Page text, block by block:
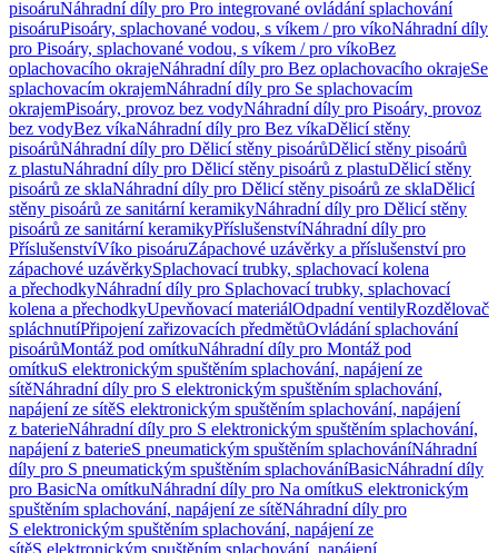
pisoáruNáhradní díly pro Pro integrované ovládání splachování
pisoáruPisoáry, splachované vodou, s víkem / pro víkoNáhradní díly
pro Pisoáry, splachované vodou, s víkem / pro víkoBez
oplachovacího okrajeNáhradní díly pro Bez oplachovacího okrajeSe
splachovacím okrajemNáhradní díly pro Se splachovacím
okrajemPisoáry, provoz bez vodyNáhradní díly pro Pisoáry, provoz
bez vodyBez víkaNáhradní díly pro Bez víkaDělicí stěny
pisoárůNáhradní díly pro Dělicí stěny pisoárůDělicí stěny pisoárů
z plastuNáhradní díly pro Dělicí stěny pisoárů z plastuDělicí stěny
pisoárů ze sklaNáhradní díly pro Dělicí stěny pisoárů ze sklaDělicí
stěny pisoárů ze sanitární keramikyNáhradní díly pro Dělicí stěny
pisoárů ze sanitární keramikyPříslušenstvíNáhradní díly pro
PříslušenstvíVíko pisoáruZápachové uzávěrky a příslušenství pro
zápachové uzávěrkySplachovací trubky, splachovací kolena
a přechodkyNáhradní díly pro Splachovací trubky, splachovací
kolena a přechodkyUpevňovací materiálOdpadní ventilyRozdělovač
spláchnutíPřipojení zařizovacích předmětůOvládání splachování
pisoárůMontáž pod omítkuNáhradní díly pro Montáž pod
omítkuS elektronickým spuštěním splachování, napájení ze
sítěNáhradní díly pro S elektronickým spuštěním splachování,
napájení ze sítěS elektronickým spuštěním splachování, napájení
z baterieNáhradní díly pro S elektronickým spuštěním splachování,
napájení z baterieS pneumatickým spuštěním splachováníNáhradní
díly pro S pneumatickým spuštěním splachováníBasicNáhradní díly
pro BasicNa omítkuNáhradní díly pro Na omítkuS elektronickým
spuštěním splachování, napájení ze sítěNáhradní díly pro
S elektronickým spuštěním splachování, napájení ze
sítěS elektronickým spuštěním splachování, napájení